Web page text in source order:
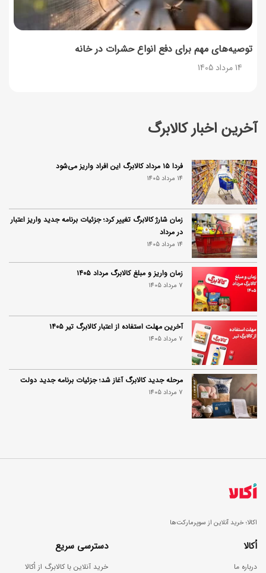
آخرین اخبار کالابرگ
فردا ۱۵ مرداد کالابرگ این افراد واریز می‌شود
14 مرداد 1405
زمان شارژ کالابرگ تغییر کرد؛ جزئیات برنامه جدید واریز اعتبار
در مرداد
14 مرداد 1405
زمان واریز و مبلغ کالابرگ مرداد ۱۴۰۵
7 مرداد 1405
آخرین مهلت استفاده از اعتبار کالابرگ تیر ۱۴۰۵
7 مرداد 1405
مرحله جدید کالابرگ آغاز شد؛ جزئیات برنامه جدید دولت
7 مرداد 1405
توصیه‌های مهم برای دفع انواع حشرات در خانه
14 مرداد 1405
اکالا؛ خرید آنلاین از سوپرمارکت‌ها
اُکالا
درباره ما
دسترسی سریع
خرید آنلاین با کالابرگ از اُکالا